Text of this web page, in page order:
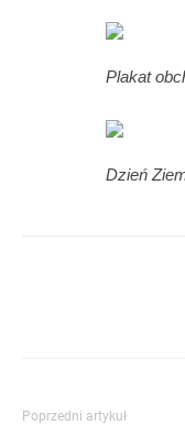
Plakat
Dzień
Poprzedni artykuł